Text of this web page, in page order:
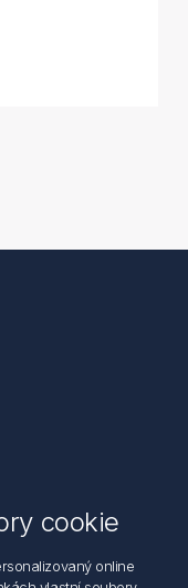
cookie
online